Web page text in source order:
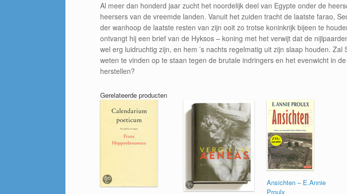
Al meer dan honderd jaar zucht het noordelijk deel van Egypte onder de
heersers van de vreemde landen. Vanuit het zuiden tracht de laatste farao,
der wanhoop de laatste resten van zijn ooit zo trotse koninkrijk bijeen te
ontvangt hij een brief van de Hyksos – koning met het verwijt dat de
wel erg luidruchtig zijn, en hem ’s nachts regelmatig uit zijn slaap houden. Zal
weten te vinden op te staan tegen de brutale indringers en het evenwicht in
herstellen?
Gerelateerde producten
Ansichten – E.Annie
Proulx